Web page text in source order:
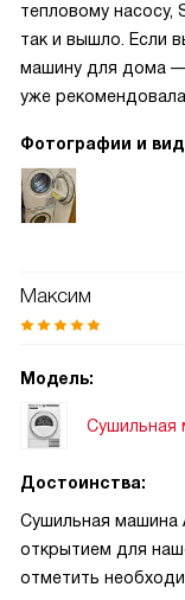
тепловому
так и вышло. Если
машину для дома —
уже
Фотографии и
Максим
Модель:
Сушильная
Достоинства:
Сушильная машина
открытием для
отметить